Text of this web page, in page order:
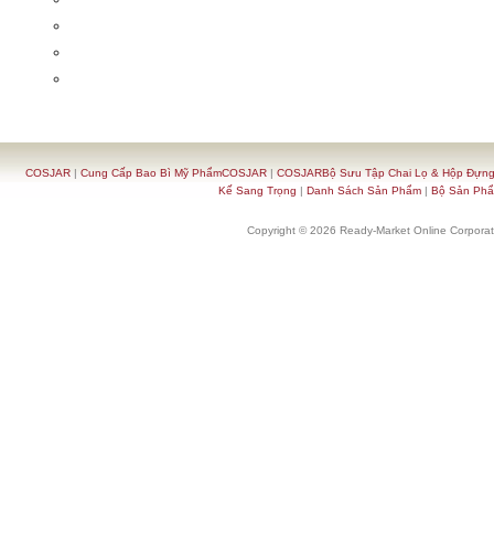
COSJAR| Cung Cấp Bao Bì Mỹ PhẩmCOSJAR| COSJARBộ Sưu Tập Chai Lọ & Hộp
Kế Sang Trọng | Danh Sách Sản Phẩm| Bộ Sản
Copyright © 2026 Ready-Market Online